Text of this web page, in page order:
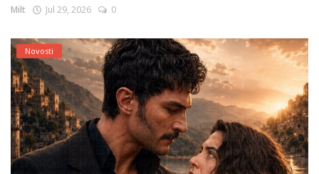
Milt Jul 29, 2026 0
Novosti